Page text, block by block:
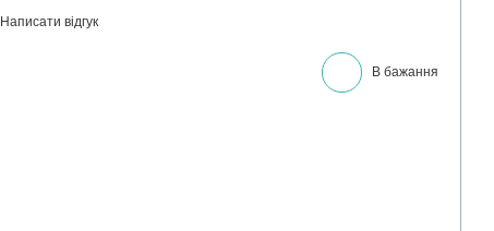
Написати відгук
В бажання